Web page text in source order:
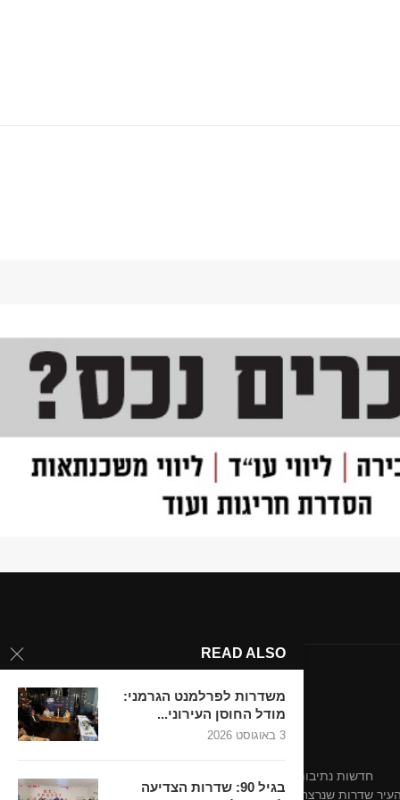
חדשות נתיבות-אופקים
שדרות שנרצחו בשבת השחורה
READ ALSO
משדרות לפרלמנט הגרמני:
מודל החוסן העירוני...
3 באוגוסט 2026
בגיל 90: שדרות הצדיעה